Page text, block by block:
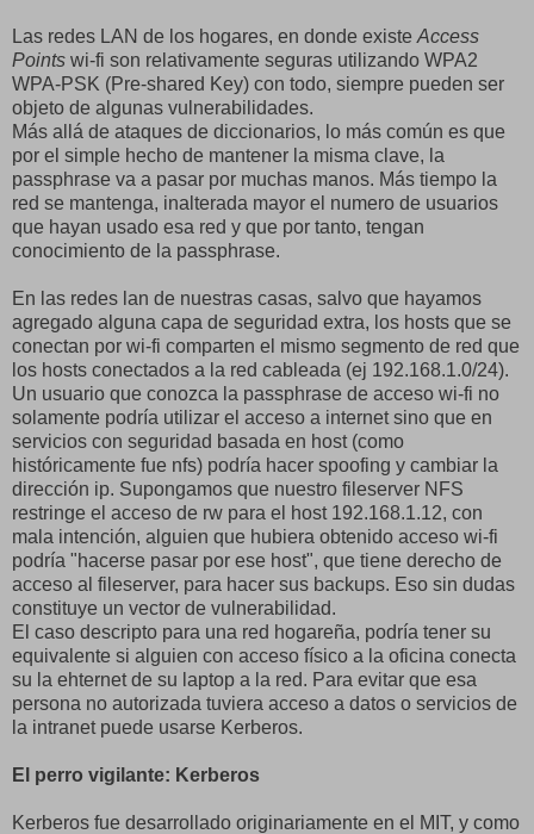
Las redes LAN de los hogares, en donde existe Access
Points wi-fi son relativamente seguras utilizando WPA2
WPA-PSK (Pre-shared Key) con todo, siempre pueden ser
objeto de algunas vulnerabilidades.
Más allá de ataques de diccionarios, lo más común es que
por el simple hecho de mantener la misma clave, la
passphrase va a pasar por muchas manos. Más tiempo la
red se mantenga, inalterada mayor el numero de usuarios
que hayan usado esa red y que por tanto, tengan
conocimiento de la passphrase.
En las redes lan de nuestras casas, salvo que hayamos
agregado alguna capa de seguridad extra, los hosts que se
conectan por wi-fi comparten el mismo segmento de red que
los hosts conectados a la red cableada (ej 192.168.1.0/24).
Un usuario que conozca la passphrase de acceso wi-fi no
solamente podría utilizar el acceso a internet sino que en
servicios con seguridad basada en host (como
históricamente fue nfs) podría hacer spoofing y cambiar la
dirección ip. Supongamos que nuestro fileserver NFS
restringe el acceso de rw para el host 192.168.1.12, con
mala intención, alguien que hubiera obtenido acceso wi-fi
podría "hacerse pasar por ese host", que tiene derecho de
acceso al fileserver, para hacer sus backups. Eso sin dudas
constituye un vector de vulnerabilidad.
El caso descripto para una red hogareña, podría tener su
equivalente si alguien con acceso físico a la oficina conecta
su la ehternet de su laptop a la red. Para evitar que esa
persona no autorizada tuviera acceso a datos o servicios de
la intranet puede usarse Kerberos.
El perro vigilante: Kerberos
Kerberos fue desarrollado originariamente en el MIT, y como